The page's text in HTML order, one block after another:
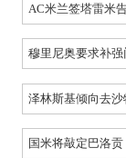
AC米兰签塔雷米
穆里尼奥要求补强
泽林斯基倾向去沙
国米将敲定巴洛贡